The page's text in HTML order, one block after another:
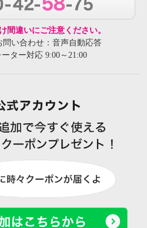
間違いにご注意ください。
問い合わせ：音声自動応答
ター対応 9:00～21:00